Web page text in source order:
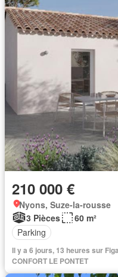
210 000 €
Nyons, Suze-la-rousse
3 Pièces
60 m²
Parking
Il y a 6 jours, 13 heures sur
CONFORT LE PONTET